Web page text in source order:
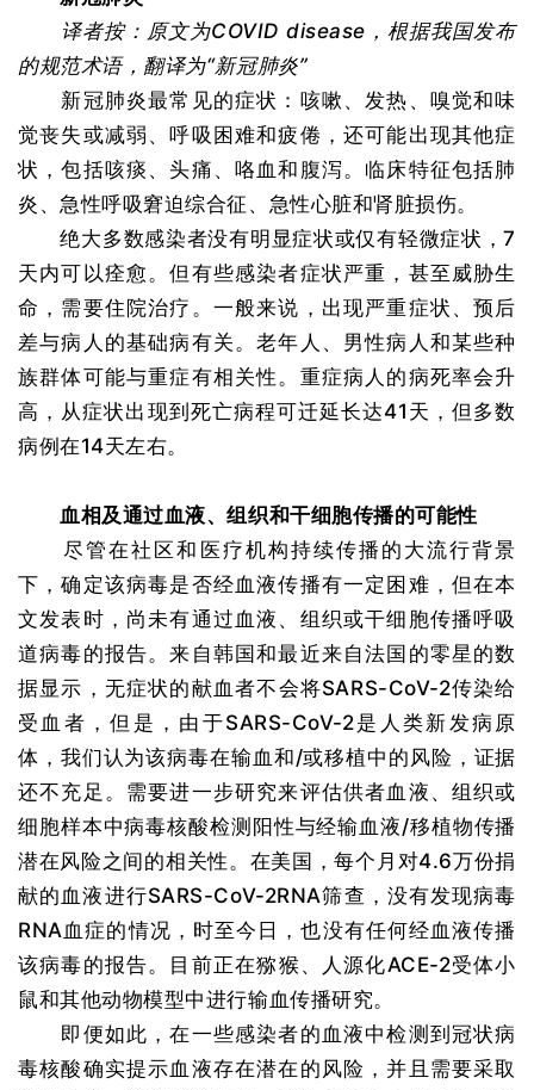
译者按：原文为COVID disease，根据我国发布
的规范术语，翻译为“新冠肺炎”
新冠肺炎最常见的症状：咳嗽、发热、嗅觉和味
觉丧失或减弱、呼吸困难和疲倦，还可能出现其他症
状，包括咳痰、头痛、咯血和腹泻。临床特征包括肺
炎、急性呼吸窘迫综合征、急性心脏和肾脏损伤。
绝大多数感染者没有明显症状或仅有轻微症状，7
天内可以痊愈。但有些感染者症状严重，甚至威胁生
命，需要住院治疗。一般来说，出现严重症状、预后
差与病人的基础病有关。老年人、男性病人和某些种
族群体可能与重症有相关性。重症病人的病死率会升
高，从症状出现到死亡病程可迁延长达41天，但多数
病例在14天左右。
血相及通过血液、组织和干细胞传播的可能性
尽管在社区和医疗机构持续传播的大流行背景
下，确定该病毒是否经血液传播有一定困难，但在本
文发表时，尚未有通过血液、组织或干细胞传播呼吸
道病毒的报告。来自韩国和最近来自法国的零星的数
据显示，无症状的献血者不会将SARS-CoV-2传染给
受血者，但是，由于SARS-CoV-2是人类新发病原
体，我们认为该病毒在输血和/或移植中的风险，证据
还不充足。需要进一步研究来评估供者血液、组织或
细胞样本中病毒核酸检测阳性与经输血液/移植物传播
潜在风险之间的相关性。在美国，每个月对4.6万份捐
献的血液进行SARS-CoV-2RNA筛查，没有发现病毒
RNA血症的情况，时至今日，也没有任何经血液传播
该病毒的报告。目前正在猕猴、人源化ACE-2受体小
鼠和其他动物模型中进行输血传播研究。
即便如此，在一些感染者的血液中检测到冠状病
毒核酸确实提示血液存在潜在的风险，并且需要采取